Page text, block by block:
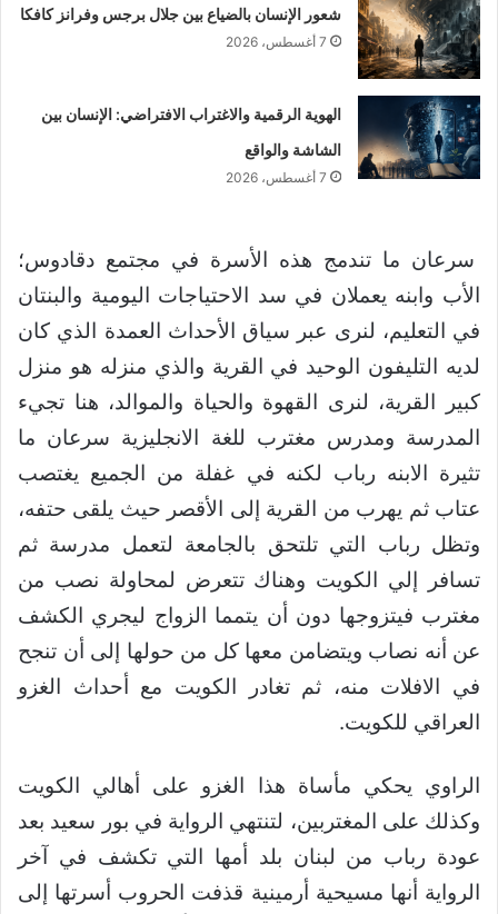
شعور الإنسان بالضياع بين جلال برجس وفرانز كافكا
7 أغسطس، 2026
الهوية الرقمية والاغتراب الافتراضي: الإنسان بين
الشاشة والواقع
7 أغسطس، 2026
سرعان ما تندمج هذه الأسرة في مجتمع دقادوس؛
الأب وابنه يعملان في سد الاحتياجات اليومية والبنتان
في التعليم، لنرى عبر سياق الأحداث العمدة الذي كان
لديه التليفون الوحيد في القرية والذي منزله هو منزل
كبير القرية، لنرى القهوة والحياة والموالد، هنا تجيء
المدرسة ومدرس مغترب للغة الانجليزية سرعان ما
تثيرة الابنه رباب لكنه في غفلة من الجميع يغتصب
عتاب ثم يهرب من القرية إلى الأقصر حيث يلقى حتفه،
وتظل رباب التي تلتحق بالجامعة لتعمل مدرسة ثم
تسافر إلي الكويت وهناك تتعرض لمحاولة نصب من
مغترب فيتزوجها دون أن يتمما الزواج ليجري الكشف
عن أنه نصاب ويتضامن معها كل من حولها إلى أن تنجح
في الافلات منه، ثم تغادر الكويت مع أحداث الغزو
العراقي للكويت.
الراوي يحكي مأساة هذا الغزو على أهالي الكويت
وكذلك على المغتربين، لتنتهي الرواية في بور سعيد بعد
عودة رباب من لبنان بلد أمها التي تكشف في آخر
الرواية أنها مسيحية أرمينية قذفت الحروب أسرتها إلى